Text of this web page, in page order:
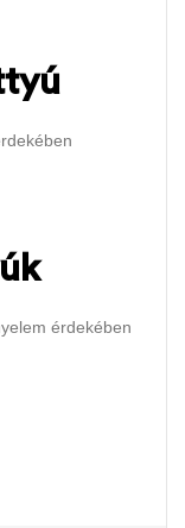
ekében
érdekében